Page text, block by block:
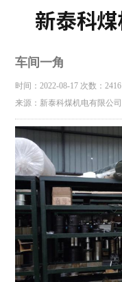
车间一角
时间：2022-08-17 次数：2416
来源：新泰科煤机电有限公司